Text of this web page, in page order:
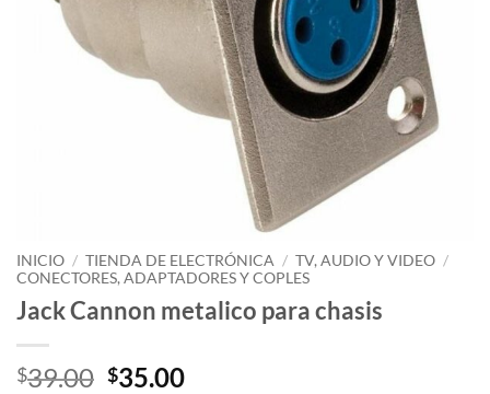
INICIO / TIENDA DE ELECTRÓNICA / TV, AUDIO Y VIDEO /
CONECTORES, ADAPTADORES Y COPLES
Jack Cannon metalico para chasis
$39.00 $35.00